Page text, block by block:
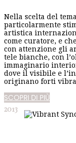
Nella scelta del
particolarmente
artistica
come curatore, e
con attenzione gli
tele bianche, con
immaginario
dove il visibile e
originano forti
SCOPRI DI PIÙ
2013